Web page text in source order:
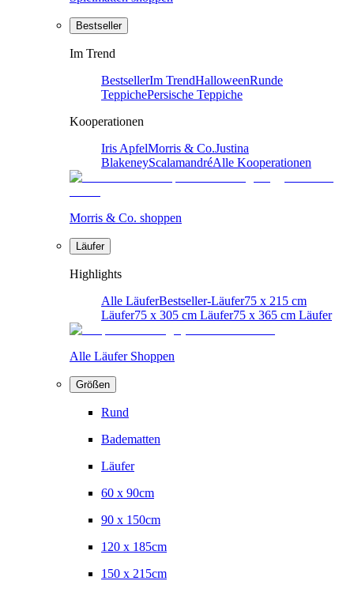
Bestseller
Im Trend
BestsellerIm TrendHalloweenRunde
TeppichePersische Teppiche
Kooperationen
Iris ApfelMorris & Co.Justina
BlakeneyScalamandréAlle Kooperationen
Morris & Co. shoppen
Läufer
Highlights
Alle LäuferBestseller-Läufer75 x 215 cm
Läufer75 x 305 cm Läufer75 x 365 cm Läufer
Alle Läufer Shoppen
Größen
Rund
Badematten
Läufer
60 x 90cm
90 x 150cm
120 x 185cm
150 x 215cm